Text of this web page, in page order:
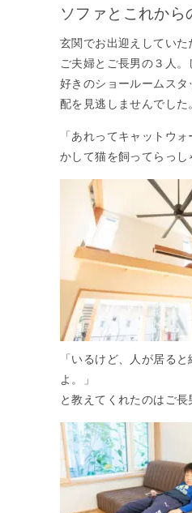
ソファとこれから
玄関でお出迎えしてい
ご夫婦とご長男の３人
好きのショールームス
配を見逃しませんでした
「あれってキャットウ
かして猫を飼ってらっし
「いるけど、人が居る
よ。」
と教えてくれたのはご長